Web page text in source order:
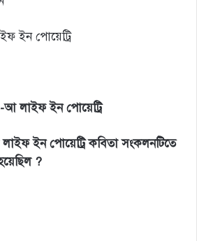
ইন পোয়েট্রি
আ লাইফ ইন পোয়েট্রি
ইন পোয়েট্রি কবিতা সংকলনটিতে
?